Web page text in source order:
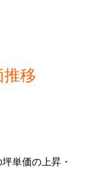
移
単価の上昇・